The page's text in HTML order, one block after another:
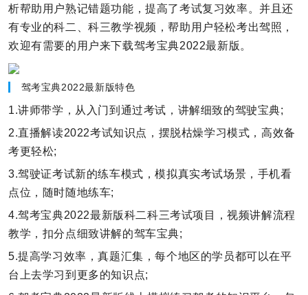
析帮助用户熟记错题功能，提高了考试复习效率。并且还
有专业的科二、科三教学视频，帮助用户轻松考出驾照，
欢迎有需要的用户来下载驾考宝典2022最新版。
驾考宝典2022最新版特色
1.讲师带学，从入门到通过考试，讲解细致的驾驶宝典;
2.直播解读2022考试知识点，摆脱枯燥学习模式，高效备
考更轻松;
3.驾驶证考试新的练车模式，模拟真实考试场景，手机看
点位，随时随地练车;
4.驾考宝典2022最新版科二科三考试项目，视频讲解流程
教学，扣分点细致讲解的驾车宝典;
5.提高学习效率，真题汇集，每个地区的学员都可以在平
台上去学习到更多的知识点;